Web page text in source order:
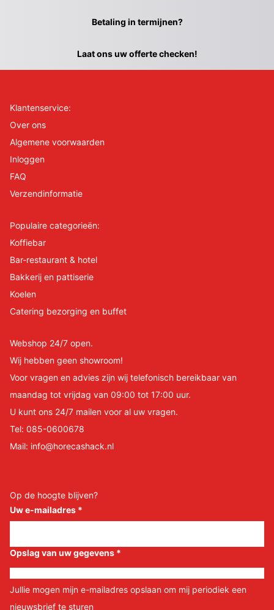
Betaling in termijnen?
Laat ons uw offerte checken!
Klantenservice:
Over ons
Algemene voorwaarden
Inloggen
FAQ
Verzendinformatie
Populaire categorieën:
Koffiebar
Bar-restaurant & hotel
Bakkerij en pattiserie
Koelen
Catering bezorging en buffet
Webshop 24/7 open.
Wij hebben geen showroom!
Voor vragen en advies zijn wij telefonisch bereikbaar van
maandag tot vrijdag van 09:00 tot 17:00 uur.
U kunt ons 24/7 mailen voor al uw vragen.
Tel: 085-0600678
Mail: info@horecashack.nl
Op de hoogte blijven?
Uw e-mailadres *
Opslag van uw gegevens *
Jullie mogen mijn e-mailadres opslaan om mij periodiek een
nieuwsbrief te sturen